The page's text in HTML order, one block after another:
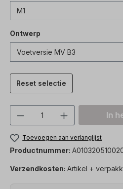
Ontwerp
Reset selectie
In
Toevoegen aan verlanglijst
Productnummer:
Verzendkosten: Artikel +